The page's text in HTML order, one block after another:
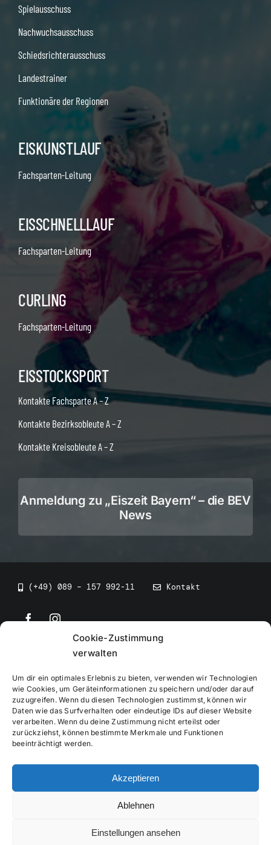
Cookie-Zustimmung
verwalten
Um dir ein optimales Erlebnis zu bieten, verwenden wir Technologien
wie Cookies, um Geräteinformationen zu speichern und/oder darauf
zuzugreifen. Wenn du diesen Technologien zustimmst, können wir
Daten wie das Surfverhalten oder eindeutige IDs auf dieser Website
verarbeiten. Wenn du deine Zustimmung nicht erteilst oder
zurückziehst, können bestimmte Merkmale und Funktionen
beeinträchtigt werden.
Akzeptieren
Ablehnen
Einstellungen ansehen
Spielausschuss
Nachwuchsausschuss
Schiedsrichterausschuss
Landestrainer
Funktionäre der Regionen
EISKUNSTLAUF
Fachsparten-Leitung
EISSCHNELLLAUF
Fachsparten-Leitung
CURLING
Fachsparten-Leitung
EISSTOCKSPORT
Kontakte Fachsparte A – Z
Kontakte Bezirksobleute A – Z
Kontakte Kreisobleute A – Z
Anmeldung zu „Eiszeit Bayern“ – die BEV
News
(+49) 089 – 157 992-11 Kontakt
• BEV Bayerischer Eissportverband
Impressum
Datenschutzerklärung